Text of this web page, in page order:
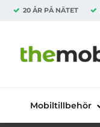
20 ÅR PÅ NÄTET
Mobiltillbehör